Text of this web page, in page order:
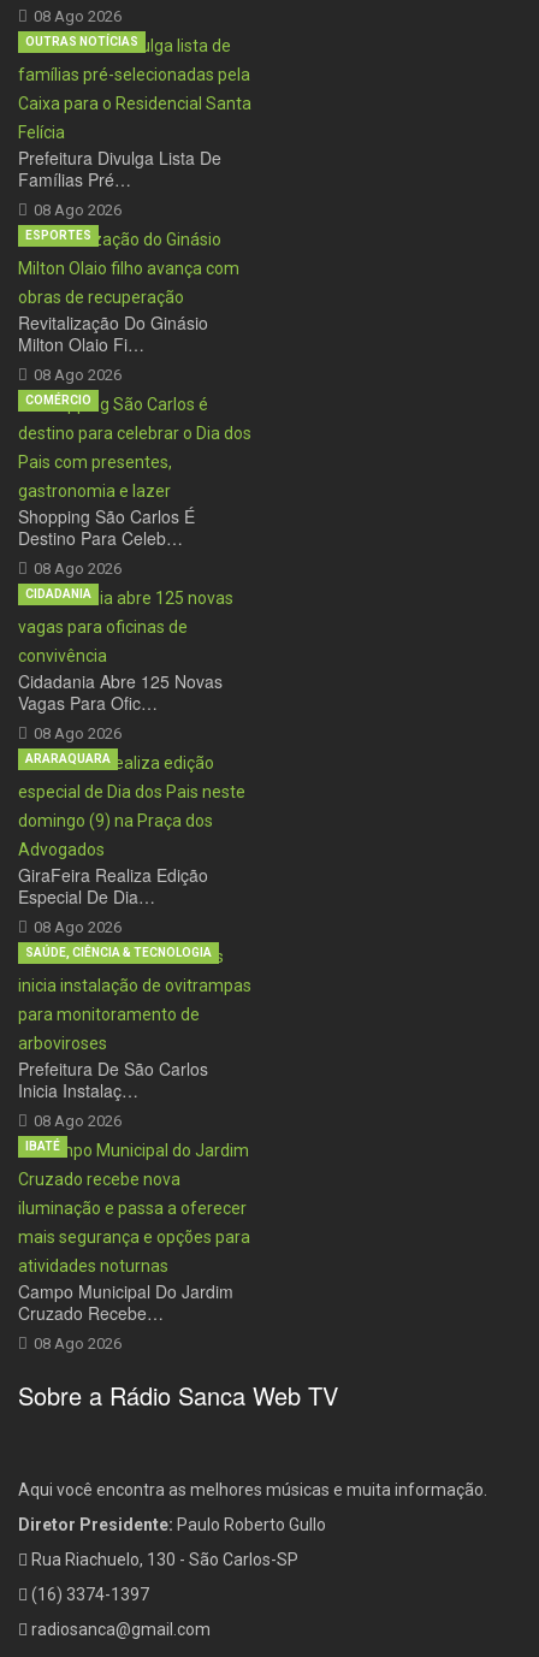
08 Ago 2026
Prefeitura Divulga Lista De
Famílias Pré…
08 Ago 2026
OUTRAS NOTÍCIAS
Revitalização Do Ginásio
Milton Olaio Fi…
08 Ago 2026
ESPORTES
Shopping São Carlos É
Destino Para Celeb…
08 Ago 2026
COMÉRCIO
Cidadania Abre 125 Novas
Vagas Para Ofic…
08 Ago 2026
CIDADANIA
GiraFeira Realiza Edição
Especial De Dia…
08 Ago 2026
ARARAQUARA
Prefeitura De São Carlos
Inicia Instalaç…
08 Ago 2026
SAÚDE, CIÊNCIA & TECNOLOGIA
Campo Municipal Do Jardim
Cruzado Recebe…
08 Ago 2026
IBATÉ
Sobre a Rádio Sanca Web TV
Aqui você encontra as melhores músicas e muita informação.
Diretor Presidente: Paulo Roberto Gullo
Rua Riachuelo, 130 - São Carlos-SP
(16) 3374-1397
radiosanca@gmail.com